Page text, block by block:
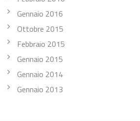
Gennaio 2016
Ottobre 2015
Febbraio 2015
Gennaio 2015
Gennaio 2014
Gennaio 2013